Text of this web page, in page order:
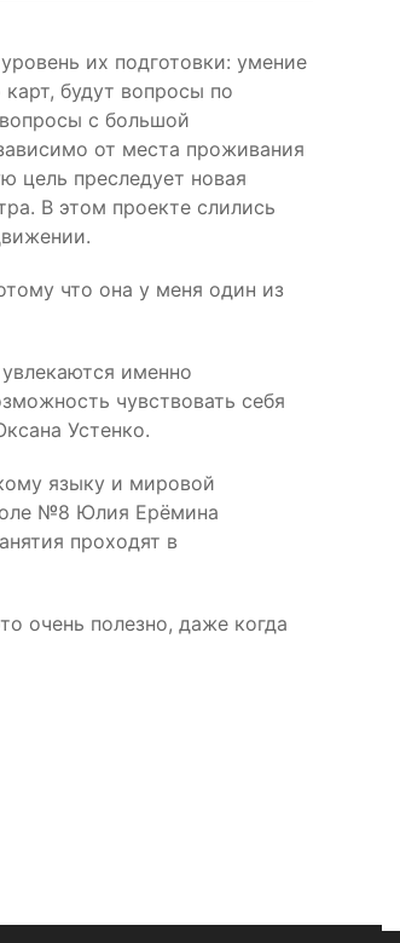
их подготовки: умение
будут вопросы по
с большой
от места проживания
цель преследует новая
В этом проекте слились
что она у меня один из
именно
чувствовать себя
Устенко.
языку и мировой
№8 Юлия Ерёмина
проходят в
очень полезно, даже когда